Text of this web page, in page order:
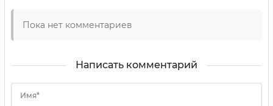
Пока нет комментариев
Написать комментарий
Имя*